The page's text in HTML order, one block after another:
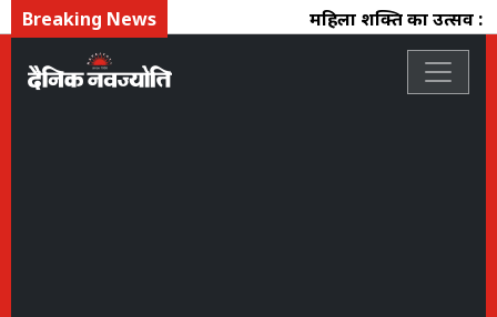
Breaking News महिला शक्ति का उत्सव :